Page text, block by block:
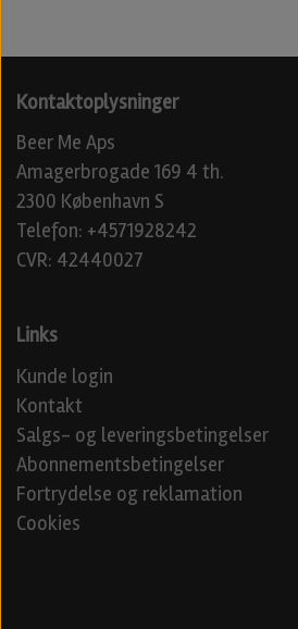
Kontaktoplysninger
Beer Me Aps
Amagerbrogade 169 4 th.
2300 København S
Telefon: +4571928242
CVR: 42440027
Links
Kunde login
Kontakt
Salgs- og leveringsbetingelser
Abonnementsbetingelser
Fortrydelse og reklamation
Cookies